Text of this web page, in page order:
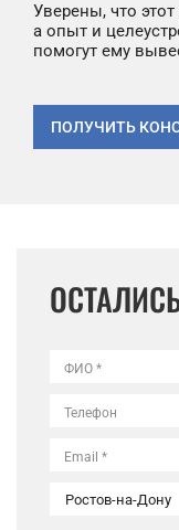
Уверены, что
а опыт и
помогут ему
ПОЛУЧИТЬ
ФИО *
Телефон
Email *